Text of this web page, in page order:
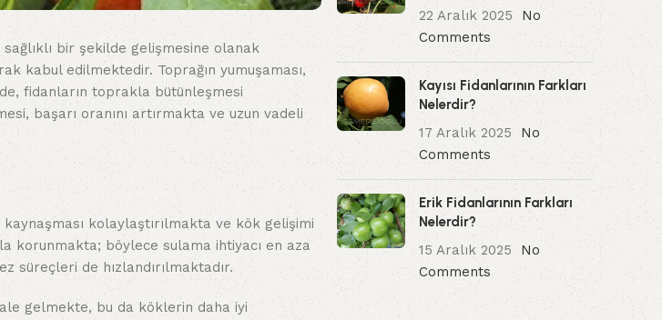
sağlıklı bir şekilde gelişmesine olanak
kabul edilmektedir. Toprağın yumuşaması,
fidanların toprakla bütünleşmesi
başarı oranını artırmakta ve uzun vadeli
kolaylaştırılmakta ve kök gelişimi
korunmakta; böylece sulama ihtiyacı en aza
süreçleri de hızlandırılmaktadır.
gelmekte, bu da köklerin daha iyi
22 Aralık 2025
No
Comments
Kayısı Fidanlarının Farkları
Nelerdir?
17 Aralık 2025
No
Comments
Erik Fidanlarının Farkları
Nelerdir?
15 Aralık 2025
No
Comments